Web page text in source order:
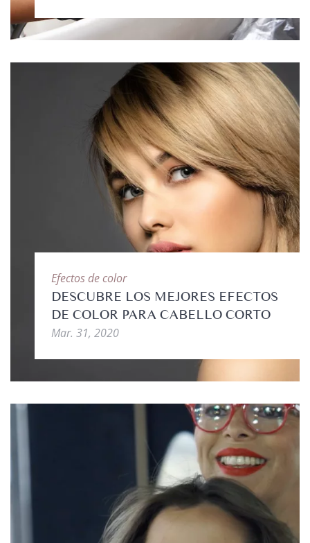
Efectos de color
DESCUBRE LOS MEJORES EFECTOS
DE COLOR PARA CABELLO CORTO
Mar. 31, 2020